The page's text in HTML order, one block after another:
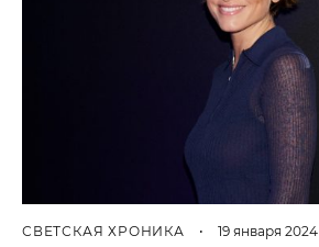
СВЕТСКАЯ ХРОНИКА • 19 января 2024